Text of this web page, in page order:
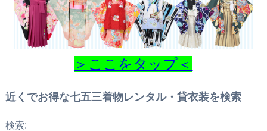
＞ここをタップ＜
近くでお得な七五三着物レンタル・貸衣装を検索
検索: